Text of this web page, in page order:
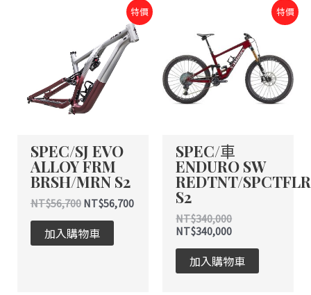
特價
SPEC/SJ EVO
ALLOY FRM
BRSH/MRN S2
NT$56,700
格：
NT$56,700。
NT$56,700
目
前
價
格：
NT$56,700。
加入購物車
特價
SPEC/車
ENDURO SW
REDTNT/
S2
NT$340,000
格：
NT$340,000。
NT$340,000
格：
NT$340,000。
加入購物車